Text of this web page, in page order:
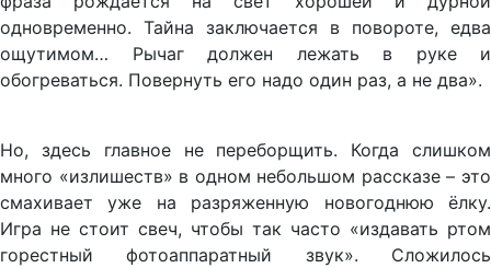
одновременно. Тайна заключается в повороте, едва
ощутимом… Рычаг должен лежать в руке и
обогреваться. Повернуть его надо один раз, а не два».
Но, здесь главное не переборщить. Когда слишком
много «излишеств» в одном небольшом рассказе – это
смахивает уже на разряженную новогоднюю ёлку.
Игра не стоит свеч, чтобы так часто «издавать ртом
горестный фотоаппаратный звук». Сложилось